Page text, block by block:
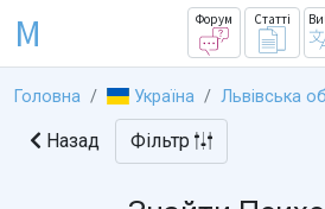
M Форум Статті
Головна Україна Львівська
Назад Фільтр